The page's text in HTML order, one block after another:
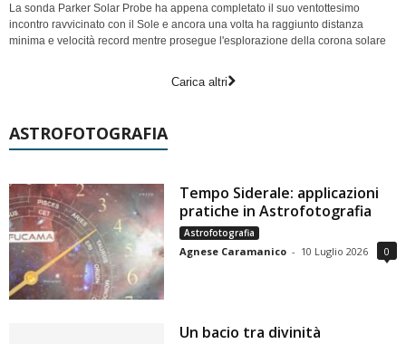
La sonda Parker Solar Probe ha appena completato il suo ventottesimo
incontro ravvicinato con il Sole e ancora una volta ha raggiunto distanza
minima e velocità record mentre prosegue l'esplorazione della corona solare
Carica altri
ASTROFOTOGRAFIA
Tempo Siderale: applicazioni
pratiche in Astrofotografia
Astrofotografia
Agnese Caramanico - 10 Luglio 2026 0
Un bacio tra divinità